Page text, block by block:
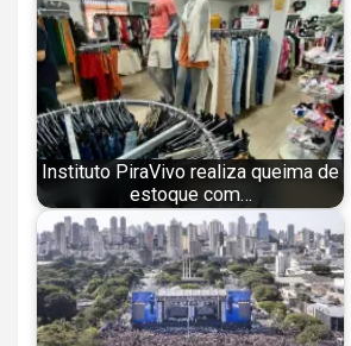
Instituto PiraVivo realiza queima de
estoque com…